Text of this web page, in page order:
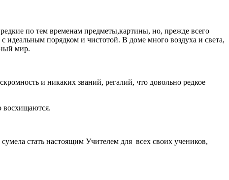
по тем временам предметы,картины, но, прежде всего
идеальным порядком и чистотой. В доме много воздуха и света,
мир.
и никаких званий, регалий, что довольно редкое
восхищаются.
стать настоящим Учителем для всех своих учеников,